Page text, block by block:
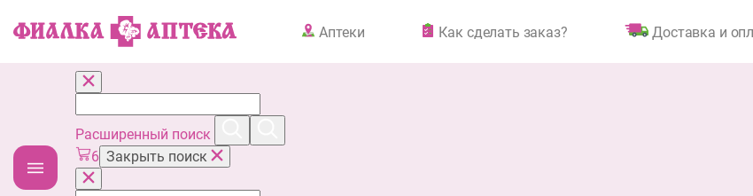
Аптеки Как сделать заказ? Доставка и
Расширенный поиск
6 Закрыть поиск